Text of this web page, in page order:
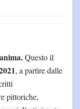
Questo il
, a partire dalle
pittoriche,